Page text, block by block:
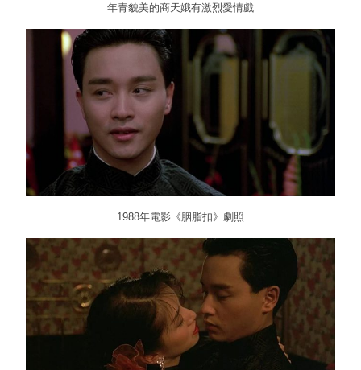
年青貌美的商天娥有激烈愛情戲
1988年電影《胭脂扣》劇照